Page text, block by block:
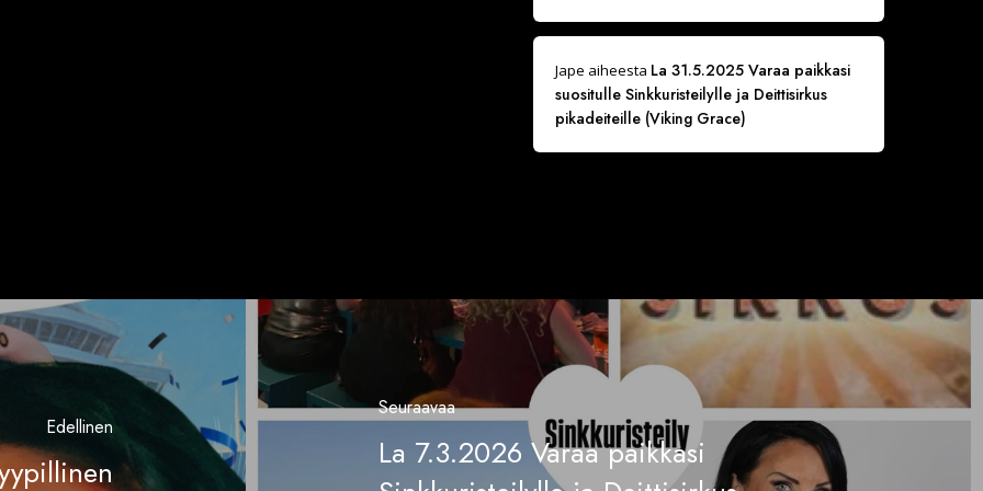
Jape aiheesta La 31.5.2025 Varaa paikkasi
suositulle Sinkkuristeilylle ja Deittisirkus
pikadeiteille (Viking Grace)
Edellinen
Seuraavaa
La 7.3.2026 Varaa paikkasi